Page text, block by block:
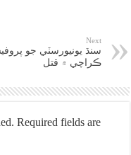
Next
سنڌ يونيورسٽي جو
ڪراچي ۾ قتل
Required fields are